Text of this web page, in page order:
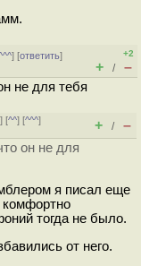
] [ответить]
+2
+ / –
не для тебя
] [^^] [^^^]
+ / –
он не для
я писал еще
комфортно
тогда не было.
от него.